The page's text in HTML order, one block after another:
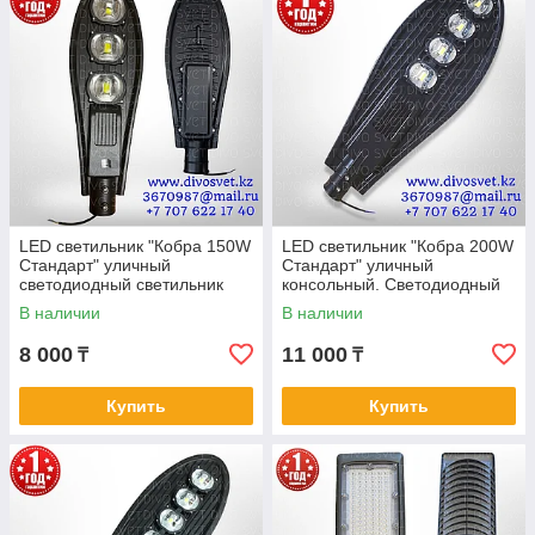
станут экономически выгодным выбором для городской
инфраструктуры. Благодаря светодиодным источникам
света, они потребляют значительно меньше
электроэнергии по сравнению с традиционными
лампами, что позволяет снизить энергозатраты и
расходы на электроэнергию.
Долгий срок службы: Высококачественные
светодиоды, применяемые в светильниках,
обеспечивают долгий срок службы каждого
светильника серии "STANDART". Такое решение
уменьшает необходимость в замене и обслуживании
светильников, что повышает эксплуатационную
надежность и уменьшает общие расходы на
освещение.
Разнообразие установки и применения: Благодаря
широкому диапазону мощностей, светильники серии
"STANDART" могут быть использованы для различных
уличных задач и условий освещения. Они подходят как
территорий, а также могут успешно применяться для
общественных пространств, парков и дорог.
Превосходная защита: Каждый светильник из серии
LED светильник "Кобра 150W
Стандарт" уличный
cветодиодный светильник
"Кобра" 150W, с линзами.
Уличные Led фонари.
В наличии
8 000 ₸
Купить
LED светильник "Кобра 200W
Стандарт" уличный
консольный. Светодиодный
светильник "Кобра" 200 Ватт
Led.
В наличии
11 000 ₸
Купить